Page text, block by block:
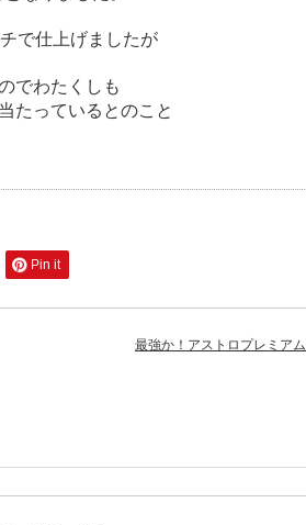
で仕上げましたが
でわたくしも
たっているとのこと
Pin it
最強か！アストロプレミアム